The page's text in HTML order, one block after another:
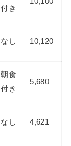
付き
なし 10,120
朝食
付き
5,680
なし 4,621